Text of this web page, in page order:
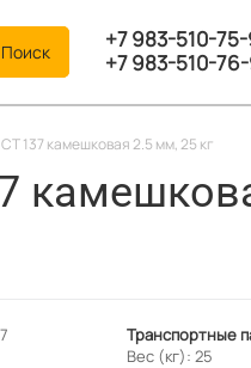
+7 983-510-
+7 983-510-
137 камешковая 2.5 мм, 25 кг
Транспортные
Вес (кг): 25